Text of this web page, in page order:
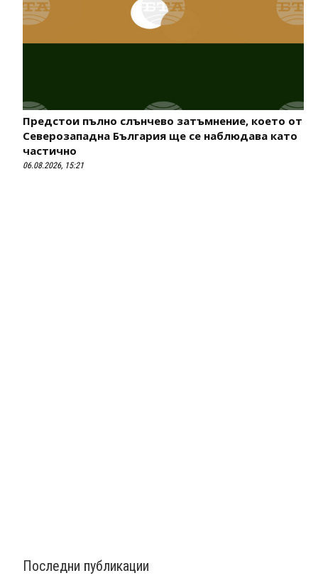
Предстои пълно слънчево затъмнение, което от
Северозападна България ще се наблюдава като
частично
06.08.2026, 15:21
Последни публикации